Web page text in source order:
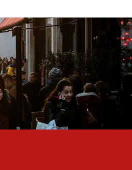
pour être le premier sur les